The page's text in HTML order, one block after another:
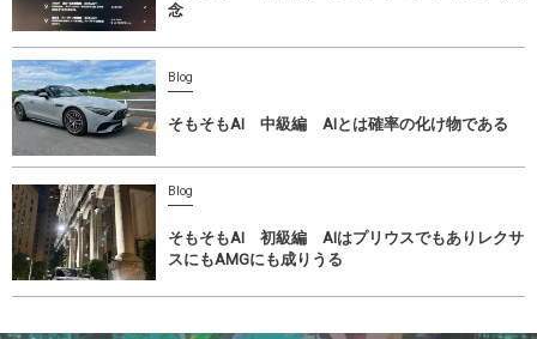
念
Blog
そもそもAI 中級編 AIとは確率の化け物である
Blog
そもそもAI 初級編 AIはプリウスでもありレクサ
スにもAMGにも成りうる